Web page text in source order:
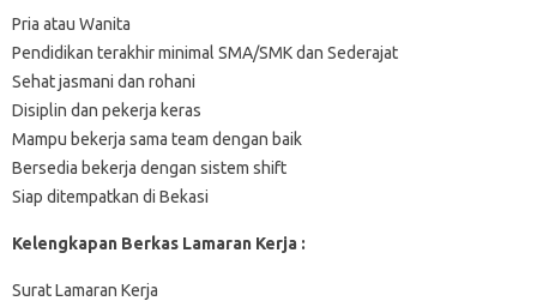
Pria atau Wanita
Pendidikan terakhir minimal SMA/SMK dan Sederajat
Sehat jasmani dan rohani
Disiplin dan pekerja keras
Mampu bekerja sama team dengan baik
Bersedia bekerja dengan sistem shift
Siap ditempatkan di Bekasi
Kelengkapan Berkas Lamaran Kerja :
Surat Lamaran Kerja